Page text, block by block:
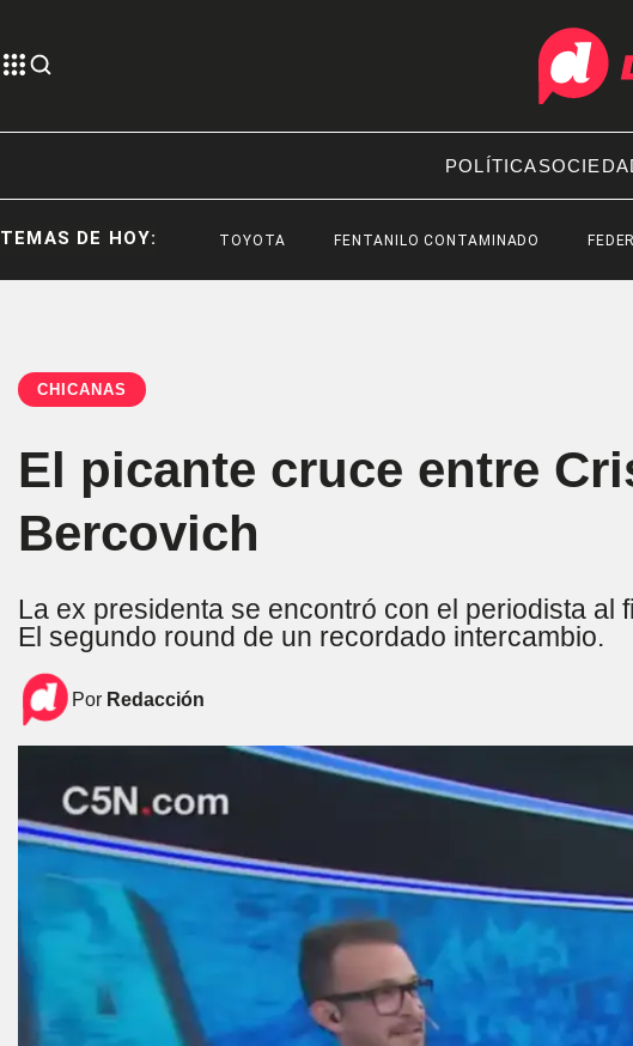
POLÍTICA
TEMAS DE HOY: TOYOTA FENTANILO CONTAMINADO FEDERICO
CHICANAS
El picante cruce entre
Bercovich
La ex presidenta se encontró con el periodista
El segundo round de un recordado intercambio.
Por Redacción